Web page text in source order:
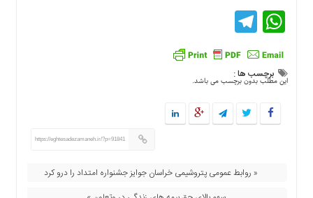
WhatsApp
Telegram
برچسب ها :
این مطلب بدون برچسب می باشد.
https://eghtesadezamaneh.ir/?p=91841
« روابط عمومی پتروشیمی خراسان جوایز جشنواره امتداد را درو کرد